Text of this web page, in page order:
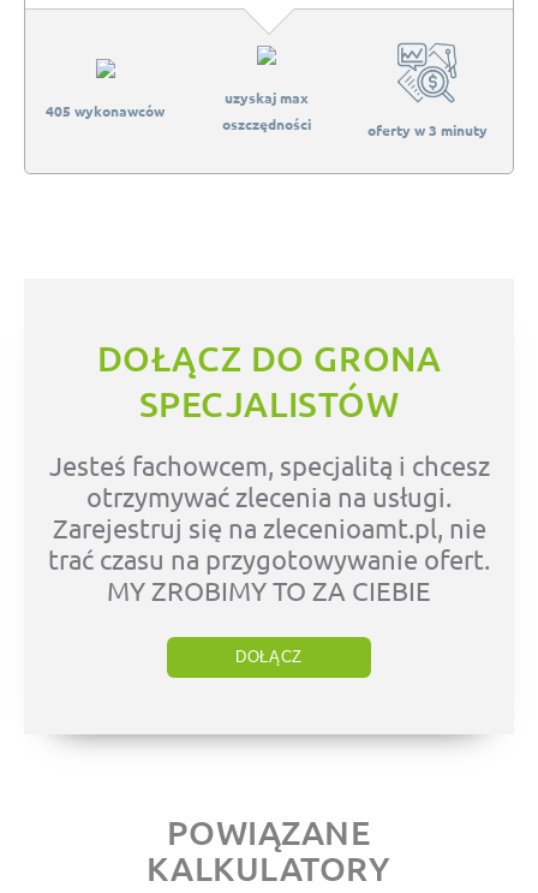
405 wykonawców
uzyskaj max
oszczędności
oferty w 3 minuty
DOŁĄCZ DO GRONA
SPECJALISTÓW
Jesteś fachowcem, specjalitą i chcesz
otrzymywać zlecenia na usługi.
Zarejestruj się na zlecenioamt.pl, nie
trać czasu na przygotowywanie ofert.
MY ZROBIMY TO ZA CIEBIE
DOŁĄCZ
POWIĄZANE
KALKULATORY